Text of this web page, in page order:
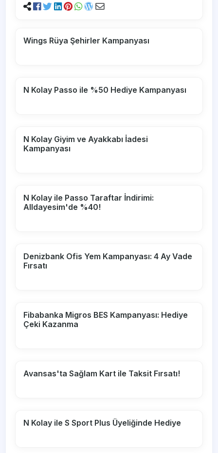
Wings Rüya Şehirler Kampanyası
N Kolay Passo ile %50 Hediye Kampanyası
N Kolay Giyim ve Ayakkabı İadesi
Kampanyası
N Kolay ile Passo Taraftar İndirimi:
Alldayesim'de %40!
Denizbank Ofis Yem Kampanyası: 4 Ay Vade
Fırsatı
Fibabanka Migros BES Kampanyası: Hediye
Çeki Kazanma
Avansas'ta Sağlam Kart ile Taksit Fırsatı!
N Kolay ile S Sport Plus Üyeliğinde Hediye